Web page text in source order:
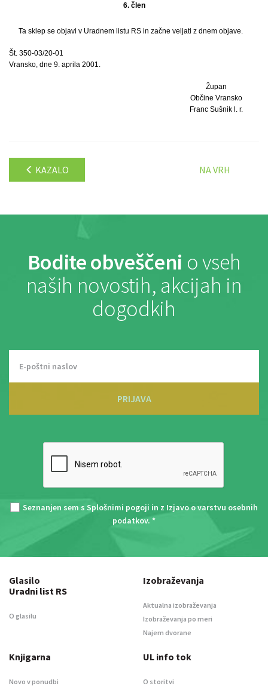
6. člen
Ta sklep se objavi v Uradnem listu RS in začne veljati z dnem objave.
Št. 350-03/20-01
Vransko, dne 9. aprila 2001.
Župan
Občine Vransko
Franc Sušnik l. r.
KAZALO NA VRH
Bodite obveščeni o vseh
naših novostih, akcijah in
dogodkih
PRIJAVA
Seznanjen sem s Splošnimi pogoji in z Izjavo o varstvu osebnih
podatkov. *
Glasilo
Uradni list RS
O glasilu
Izobraževanja
Aktualna izobraževanja
Izobraževanja po meri
Najem dvorane
Knjigarna
Novo v ponudbi
UL info tok
O storitvi